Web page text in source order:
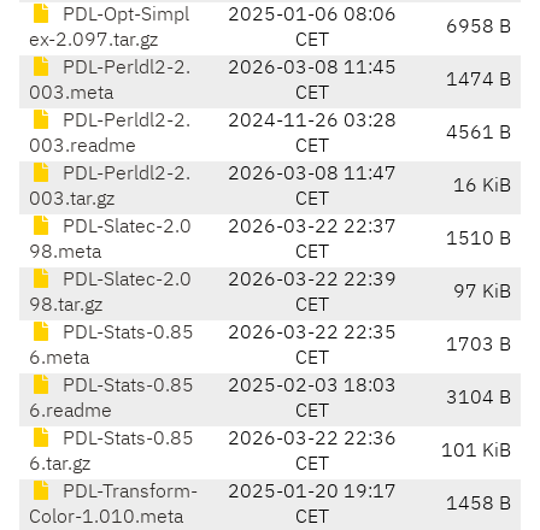
PDL-Opt-Simpl
ex-2.097.tar.gz
2025-01-06 08:06
CET
6958 B
PDL-Perldl2-2.
003.meta
2026-03-08 11:45
CET
1474 B
PDL-Perldl2-2.
003.readme
2024-11-26 03:28
CET
4561 B
PDL-Perldl2-2.
003.tar.gz
2026-03-08 11:47
CET
16 KiB
PDL-Slatec-2.0
98.meta
2026-03-22 22:37
CET
1510 B
PDL-Slatec-2.0
98.tar.gz
2026-03-22 22:39
CET
97 KiB
PDL-Stats-0.85
6.meta
2026-03-22 22:35
CET
1703 B
PDL-Stats-0.85
6.readme
2025-02-03 18:03
CET
3104 B
PDL-Stats-0.85
6.tar.gz
2026-03-22 22:36
CET
101 KiB
PDL-Transform-
Color-1.010.meta
2025-01-20 19:17
CET
1458 B